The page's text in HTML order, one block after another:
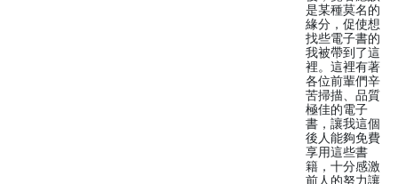
是某種莫名的
緣分，促使想
找些電子書的
我被帶到了這
裡。這裡有著
各位前輩們辛
苦掃描、品質
極佳的電子
書，讓我這個
後人能夠免費
享用這些書
籍，十分感激
前人的努力讓